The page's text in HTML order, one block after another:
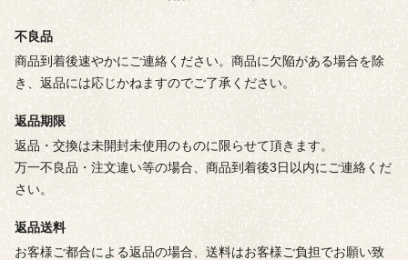
不良品
商品到着後速やかにご連絡ください。商品に欠陥がある場合を除
き、返品には応じかねますのでご了承ください。
返品期限
返品・交換は未開封未使用のものに限らせて頂きます。
万一不良品・注文違い等の場合、商品到着後3日以内にご連絡くだ
さい。
返品送料
お客様ご都合による返品の場合、送料はお客様ご負担でお願い致